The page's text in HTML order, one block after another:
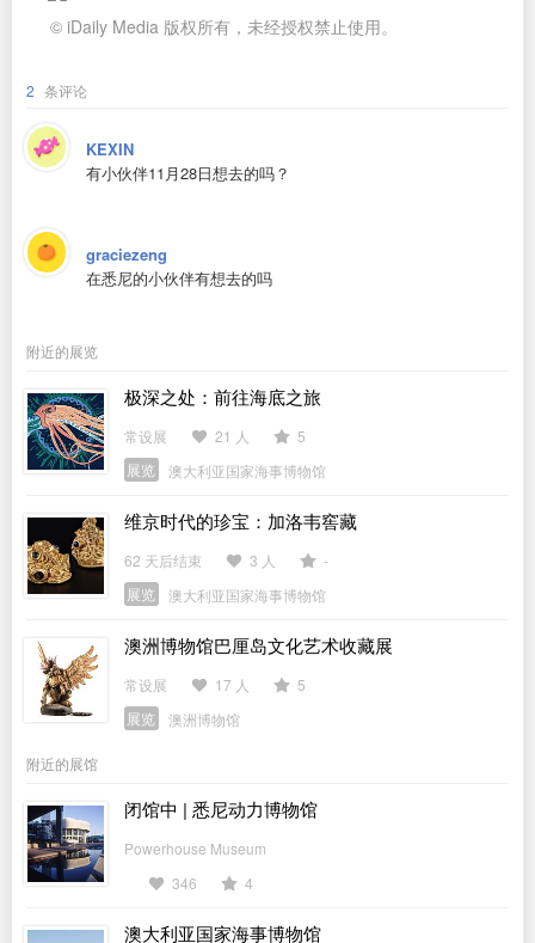
© iDaily Media 版权所有，未经授权禁止使用。
2 条评论
KEXIN
有小伙伴11月28日想去的吗？
graciezeng
在悉尼的小伙伴有想去的吗
附近的展览
极深之处：前往海底之旅
常设展 21 人
5
展览
澳大利亚国家海事博物馆
维京时代的珍宝：加洛韦窖藏
62 天后结束 3 人
-
展览
澳大利亚国家海事博物馆
澳洲博物馆巴厘岛文化艺术收藏展
常设展 17 人
5
展览
澳洲博物馆
附近的展馆
闭馆中 | 悉尼动力博物馆
Powerhouse Museum
346
4
澳大利亚国家海事博物馆